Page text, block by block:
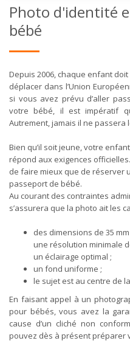
Photo d'identité
bébé
Depuis 2006, chaque enfant
déplacer dans l’Union
si vous avez prévu d’aller
votre bébé, il est impératif
Autrement, jamais il ne passera
Bien qu’il soit jeune, votre
répond aux exigences
de faire mieux que de réserver
passeport de bébé.
Au courant des contraintes
s’assurera que la photo ait les
des dimensions de 35 mm
une résolution minimale
un éclairage optimal ;
un fond uniforme ;
le sujet est au centre de
En faisant appel à un
pour bébés, vous avez la
cause d’un cliché non
pouvez dès à présent préparer